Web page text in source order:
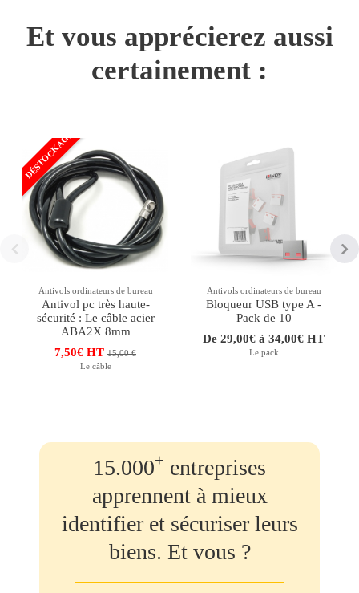
Et vous apprécierez aussi
certainement :
DÉSTOCKAGE
Antivols ordinateurs de bureau
Antivol pc très haute-
sécurité : Le câble acier
ABA2X 8mm
7,50€ HT 15,00 €
Le câble
Antivols ordinateurs de bureau
Bloqueur USB type A -
Pack de 10
De 29,00€ à 34,00€ HT
Le pack
15.000+ entreprises
apprennent à mieux
identifier et sécuriser leurs
biens. Et vous ?